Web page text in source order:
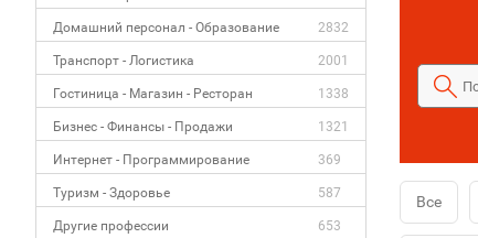
Домашний персонал - Образование 2832
Транспорт - Логистика 2001
Гостиница - Магазин - Ресторан 1338
Бизнес - Финансы - Продажи 1321
Интернет - Программирование 369
Туризм - Здоровье 587
Другие профессии 653
Все